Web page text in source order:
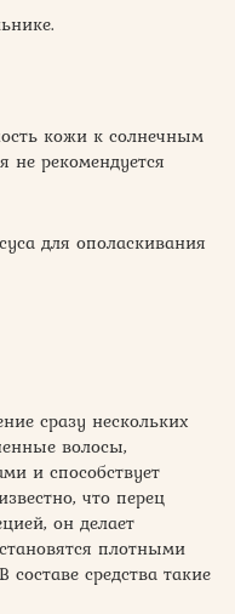
кожи к солнечным
не рекомендуется
для ополаскивания
сразу нескольких
волосы,
и способствует
что перец
он делает
плотными
средства такие